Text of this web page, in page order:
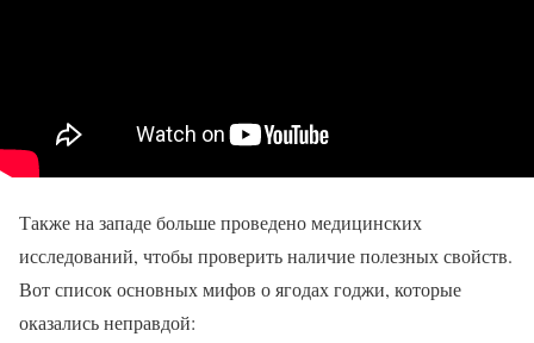
Также на западе больше проведено медицинских
исследований, чтобы проверить наличие полезных свойств.
Вот список основных мифов о ягодах годжи, которые
оказались неправдой: